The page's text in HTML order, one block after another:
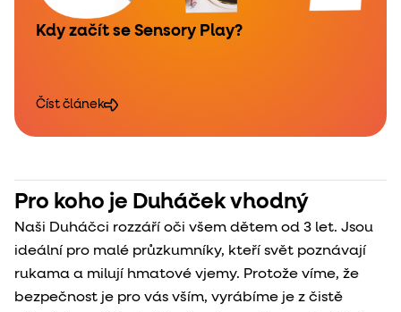
Kdy začít se Sensory Play?
Číst článek
Pro koho je Duháček vhodný
Naši Duháčci rozzáří oči všem dětem od 3 let. Jsou
ideální pro malé průzkumníky, kteří svět poznávají
rukama a milují hmatové vjemy. Protože víme, že
bezpečnost je pro vás vším, vyrábíme je z čistě